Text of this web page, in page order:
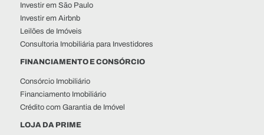
Investir em São Paulo
Investir em Airbnb
Leilões de Imóveis
Consultoria Imobiliária para Investidores
FINANCIAMENTO E CONSÓRCIO
Consórcio Imobiliário
Financiamento Imobiliário
Crédito com Garantia de Imóvel
LOJA DA PRIME